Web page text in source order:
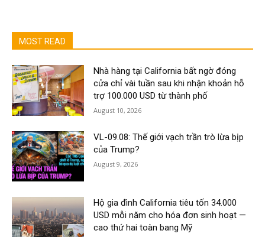
MOST READ
Nhà hàng tại California bất ngờ đóng
cửa chỉ vài tuần sau khi nhận khoản hỗ
trợ 100.000 USD từ thành phố
August 10, 2026
VL-09.08: Thế giới vạch trần trò lừa bịp
của Trump?
August 9, 2026
Hộ gia đình California tiêu tốn 34.000
USD mỗi năm cho hóa đơn sinh hoạt —
cao thứ hai toàn bang Mỹ